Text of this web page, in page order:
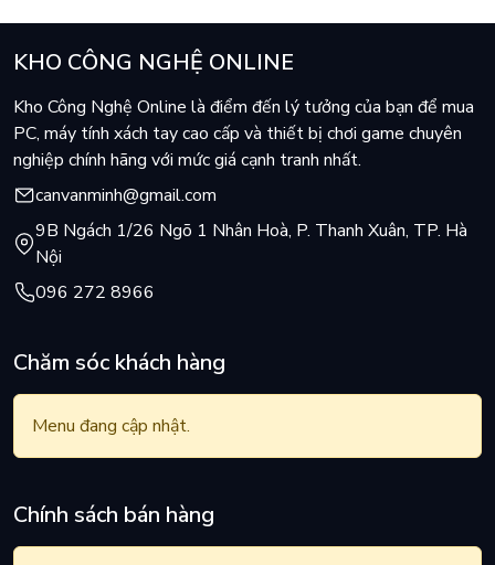
- Kích cỡ: 127mm x 64mm x 40mm
KHO CÔNG NGHỆ ONLINE
Kho Công Nghệ Online là điểm đến lý tưởng của bạn để mua
PC, máy tính xách tay cao cấp và thiết bị chơi game chuyên
nghiệp chính hãng với mức giá cạnh tranh nhất.
canvanminh@gmail.com
9B Ngách 1/26 Ngõ 1 Nhân Hoà, P. Thanh Xuân, TP. Hà
Nội
096 272 8966
Chăm sóc khách hàng
Menu đang cập nhật.
Chính sách bán hàng